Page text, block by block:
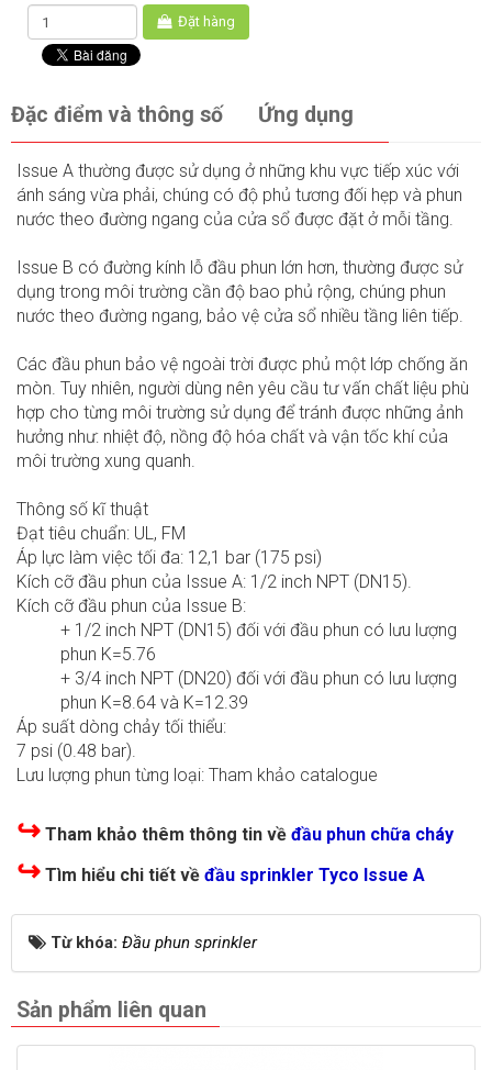
Đặt hàng
Đặc điểm và thông số Ứng dụng
Issue A thường được sử dụng ở những khu vực tiếp xúc với
ánh sáng vừa phải, chúng có độ phủ tương đối hẹp và phun
nước theo đường ngang của cửa sổ được đặt ở mỗi tầng.
Issue B có đường kính lỗ đầu phun lớn hơn, thường được sử
dụng trong môi trường cần độ bao phủ rộng, chúng phun
nước theo đường ngang, bảo vệ cửa sổ nhiều tầng liên tiếp.
Các đầu phun bảo vệ ngoài trời được phủ một lớp chống ăn
mòn. Tuy nhiên, người dùng nên yêu cầu tư vấn chất liệu phù
hợp cho từng môi trường sử dụng để tránh được những ảnh
hưởng như: nhiệt độ, nồng độ hóa chất và vận tốc khí của
môi trường xung quanh.
Thông số kĩ thuật
Đạt tiêu chuẩn: UL, FM
Áp lực làm việc tối đa: 12,1 bar (175 psi)
Kích cỡ đầu phun của Issue A: 1/2 inch NPT (DN15).
Kích cỡ đầu phun của Issue B:
+ 1/2 inch NPT (DN15) đối với đầu phun có lưu lượng
phun K=5.76
+ 3/4 inch NPT (DN20) đối với đầu phun có lưu lượng
phun K=8.64 và K=12.39
Áp suất dòng chảy tối thiểu:
7 psi (0.48 bar).
Lưu lượng phun từng loại: Tham khảo catalogue
↪ Tham khảo thêm thông tin về đầu phun chữa cháy
↪ Tìm hiểu chi tiết về đầu sprinkler Tyco Issue A
Từ khóa: Đầu phun sprinkler
Sản phẩm liên quan